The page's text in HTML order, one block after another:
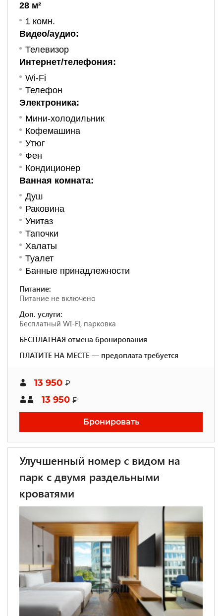
28 м²
1 комн.
Видео/аудио:
Телевизор
Интернет/телефония:
Wi-Fi
Телефон
Электроника:
Мини-холодильник
Кофемашина
Утюг
Фен
Кондиционер
Ванная комната:
Душ
Раковина
Унитаз
Тапочки
Халаты
Туалет
Банные принадлежности
Питание:
Питание не включено
Доп. услуги:
Бесплатный WI-FI, парковка
БЕСПЛАТНАЯ отмена бронирования
ПЛАТИТЕ НА МЕСТЕ — предоплата требуется
13 950 ₽
13 950 ₽
Бронировать
Улучшенный номер с видом на
парк с двумя раздельными
кроватями